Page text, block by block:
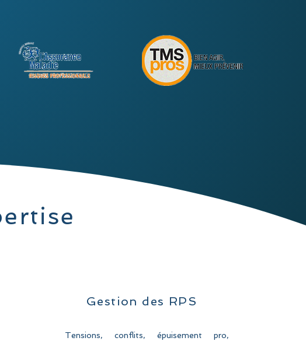
Gestion des RPS
Tensions, conflits, épuisement pro,